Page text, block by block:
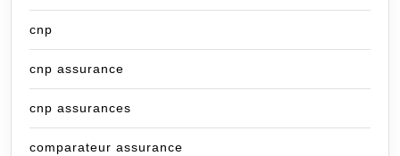
cnp
cnp assurance
cnp assurances
comparateur assurance